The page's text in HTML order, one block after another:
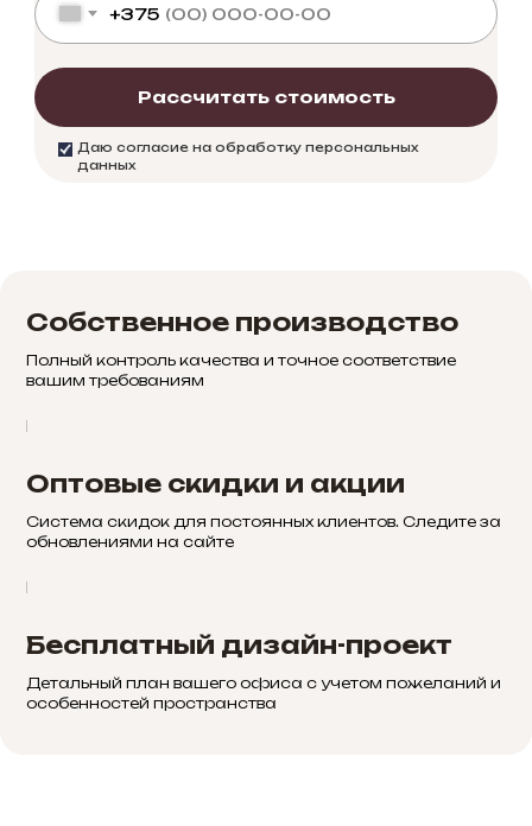
Даю согласие на обработку персональных
данных
+375
Рассчитать стоимость
Собственное производство
Полный контроль качества и точное соответствие
вашим требованиям
Оптовые скидки и акции
Система скидок для постоянных клиентов. Следите за
обновлениями на сайте
Бесплатный дизайн-проект
Детальный план вашего офиса с учетом пожеланий и
особенностей пространства